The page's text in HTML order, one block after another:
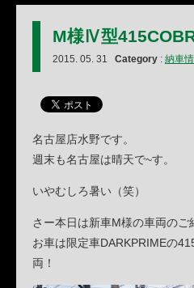
M様Ⅳ型
2015. 05. 31 Category : 納車
名古屋店水野です。
週末も名古屋は晴天で~す。
いやむしろ暑い（笑）
さー本日は新車M様の車両のご
お車は限定車DARKPRIMEの
両！